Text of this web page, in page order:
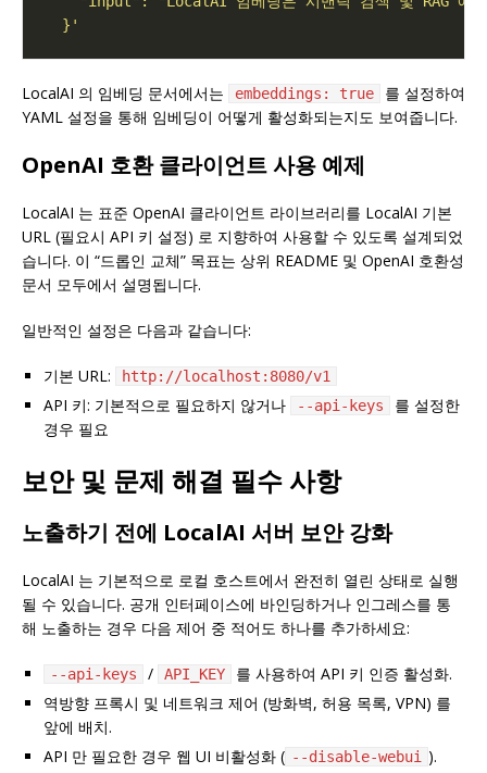
  }'
LocalAI 의 임베딩 문서에서는 embeddings: true
를 설정하여
YAML 설정을 통해 임베딩이 어떻게 활성화되는지도 보여줍니다.
OpenAI 호환 클라이언트 사용 예제
LocalAI 는 표준 OpenAI 클라이언트 라이브러리를 LocalAI 기본
URL (필요시 API 키 설정) 로 지향하여 사용할 수 있도록 설계되었
습니다. 이 “드롭인 교체” 목표는 상위 README 및 OpenAI 호환성
문서 모두에서 설명됩니다.
일반적인 설정은 다음과 같습니다:
기본 URL: http://localhost:8080/v1
API 키: 기본적으로 필요하지 않거나 --api-keys
를 설정한
경우 필요
보안 및 문제 해결 필수 사항
노출하기 전에 LocalAI 서버 보안 강화
LocalAI 는 기본적으로 로컬 호스트에서 완전히 열린 상태로 실행
될 수 있습니다. 공개 인터페이스에 바인딩하거나 인그레스를 통
해 노출하는 경우 다음 제어 중 적어도 하나를 추가하세요:
--api-keys / API_KEY
를 사용하여 API 키 인증 활성화.
역방향 프록시 및 네트워크 제어 (방화벽, 허용 목록, VPN) 를
앞에 배치.
API 만 필요한 경우 웹 UI 비활성화 ( --disable-webui
).